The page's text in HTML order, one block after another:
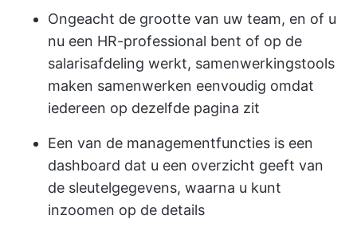
Ongeacht de grootte van uw team, en of u
nu een HR-professional bent of op de
salarisafdeling werkt, samenwerkingstools
maken samenwerken eenvoudig omdat
iedereen op dezelfde pagina zit
Een van de managementfuncties is een
dashboard dat u een overzicht geeft van
de sleutelgegevens, waarna u kunt
inzoomen op de details